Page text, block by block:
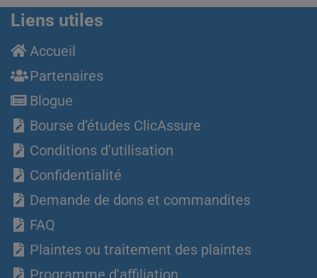
Liens utiles
Accueil
Partenaires
Blogue
Bourse d’études ClicAssure
Conditions d'utilisation
Confidentialité
Demande de dons et commandites
FAQ
Plaintes ou traitement des plaintes
Programme d'affiliation